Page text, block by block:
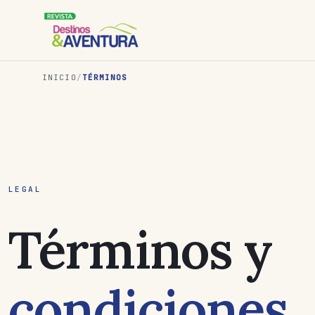
INICIO / TÉRMINOS
LEGAL
Términos y